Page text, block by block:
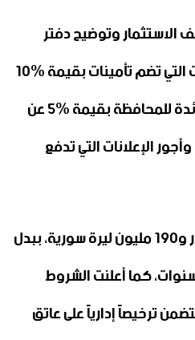
الاستثمار وتوضيح دفتر
الشروط، والرسوم والنفقات التي تضم تأمينات بقيمة 10‎%‎
ورسوم الإدارة المحلية العائدة للمحافظة بقيمة 5‎%‎ عن
الإعلانات التي تدفع
وكان سعر الافتتاح عند مليار و190 مليون ليرة سورية، ببدل
كما أعلنت الشروط
ترخيصاً إدارياً على عاتق